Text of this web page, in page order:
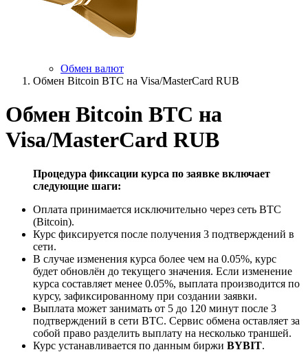
Обмен валют
Обмен Bitcoin BTC на Visa/MasterCard RUB
Обмен Bitcoin BTC на
Visa/MasterCard RUB
Процедура фиксации курса по заявке включает
следующие шаги:
Оплата принимается исключительно через сеть BTC
(Bitcoin).
Курс фиксируется после получения 3 подтверждений в
сети.
В случае изменения курса более чем на 0.05%, курс
будет обновлён до текущего значения. Если изменение
курса составляет менее 0.05%, выплата производится по
курсу, зафиксированному при создании заявки.
Выплата может занимать от 5 до 120 минут после 3
подтверждений в сети BTC. Сервис обмена оставляет за
собой право разделить выплату на несколько траншей.
Курс устанавливается по данным биржи BYBIT.